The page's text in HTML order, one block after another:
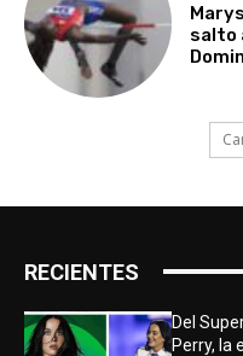
salto
RECIENTES
Del
Perry, la